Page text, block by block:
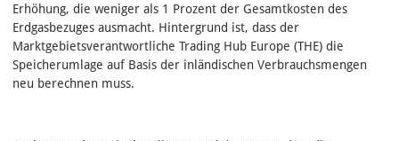
Erhöhung, die weniger als 1 Prozent der Gesamtkosten des
Erdgasbezuges ausmacht. Hintergrund ist, dass der
Marktgebietsverantwortliche Trading Hub Europe (THE) die
Speicherumlage auf Basis der inländischen Verbrauchsmengen
neu berechnen muss.